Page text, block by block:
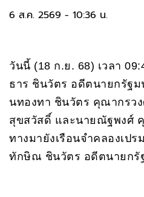
6 ส.ค. 2569 - 10:36 น.
วันนี้ (18 ก.ย. 68) เวลา
ธาร ชินวัตร อดีตนายกรัฐ
นทองทา ชินวัตร คุณากรว
สุขสวัสดิ์ และนายณัฐพงศ์
ทางมายังเรือนจำคลองเปร
ทักษิณ ชินวัตร อดีตนายกรั